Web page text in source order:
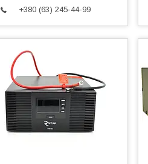
+380 (63) 245-44-99